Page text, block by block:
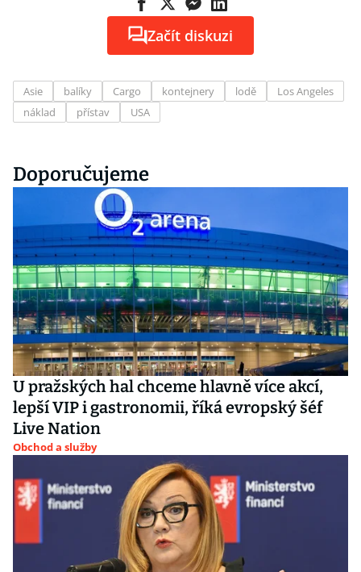
Začít diskuzi
Asie balíky Cargo kontejnery lodě
Los Angeles
náklad
přístav USA
Doporučujeme
U pražských hal chceme hlavně více akcí,
lepší VIP i gastronomii, říká evropský šéf
Live Nation
Obchod a služby